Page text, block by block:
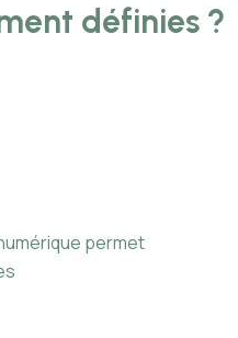
définies ?
permet